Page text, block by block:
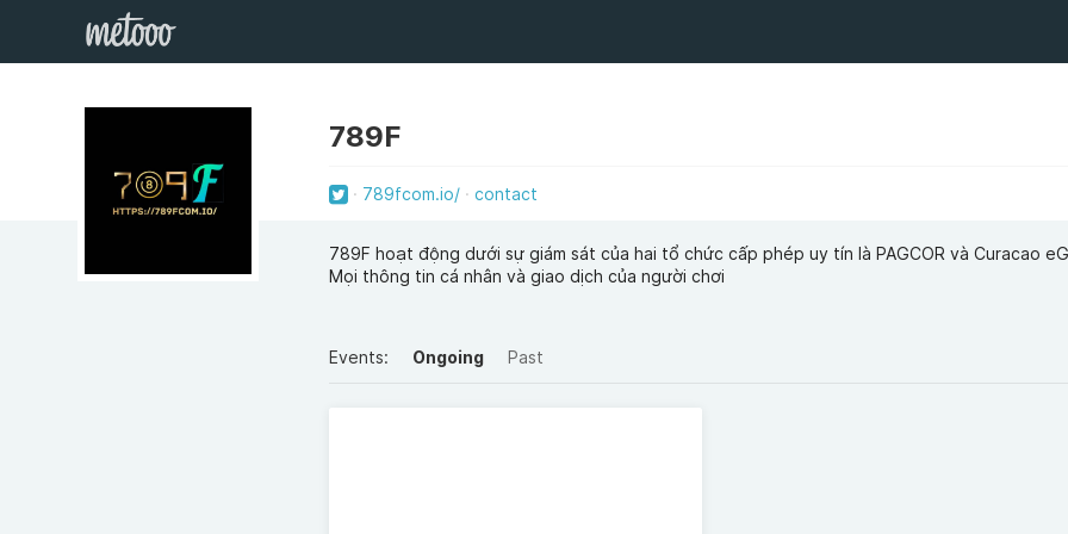
789F
789fcom.io/ contact
789F hoạt động dưới sự giám sát của hai tổ chức cấp phép uy tín là PAGCOR và Curacao
Mọi thông tin cá nhân và giao dịch của người chơi
Events: Ongoing Past